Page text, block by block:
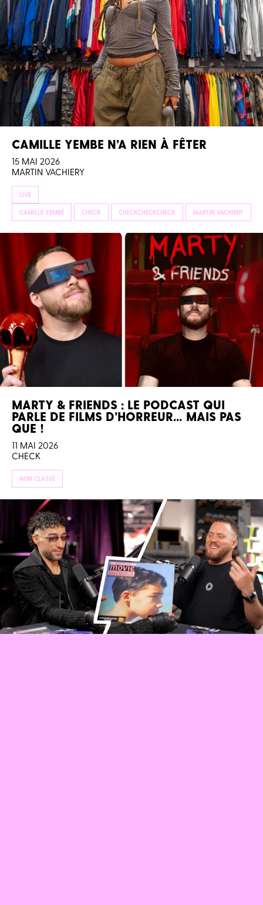
CAMILLE YEMBE N’A RIEN À FÊTER
15 MAI 2026
MARTIN VACHIERY
LIVE
CAMILLE YEMBÉ CHECK CHECKCHECKCHECK MARTIN VACHIERY
MARTY & FRIENDS : LE PODCAST QUI
PARLE DE FILMS D’HORREUR… MAIS PAS
QUE !
11 MAI 2026
CHECK
NON CLASSÉ